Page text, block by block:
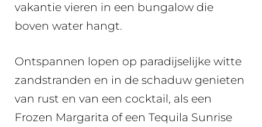
vakantie vieren in een bungalow die
boven water hangt.
Ontspannen lopen op paradijselijke witte
zandstranden en in de schaduw genieten
van rust en van een cocktail, als een
Frozen Margarita of een Tequila Sunrise